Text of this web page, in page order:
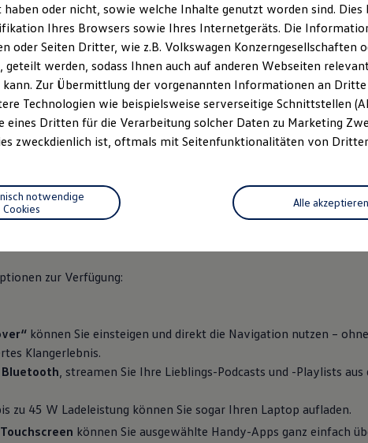
mit Lautsprechern vorne und hinten ein verbessertes
Bluetooth, streamen Sie Ihre Lieblings-Podcasts und -Playlists
zu 45 W Ladeleistung können Sie sogar Ihren Laptop aufladen.
ganz einfach überApp‑Connect 2 mit dem 32,7 cm (12,9 Zoll)
auf einem hochauflösenden 26 cm (10,2 Zoll) großen Display
Sie entscheiden, welche Informationen Ihnen noch wichtig sind:
zur Verfügung:
können Sie einsteigen und direkt die Navigation nutzen –
Klangerlebnis.
Bluetooth, streamen Sie Ihre Lieblings-Podcasts und -Playlists
zu 45 W Ladeleistung können Sie sogar Ihren Laptop aufladen.
können Sie ausgewählte Handy-Apps ganz einfach
haben oder nicht, sowie welche Inhalte genutzt worden sind. Dies
Ihres Browsers sowie Ihres Internetgeräts. Die
oder Seiten Dritter, wie z.B. Volkswagen Konzerngesellschaften
geteilt werden, sodass Ihnen auch auf anderen Webseiten
kann. Zur Übermittlung der vorgenannten Informationen an
Technologien wie beispielsweise serverseitige Schnittstellen
eines Dritten für die Verarbeitung solcher Daten zu Marketing
zweckdienlich ist, oftmals mit Seitenfunktionalitäten von
Alle akzeptieren
notwendige
Cookies